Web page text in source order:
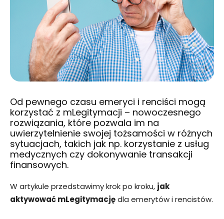
Od pewnego czasu emeryci i renciści mogą
korzystać z mLegitymacji – nowoczesnego
rozwiązania, które pozwala im na
uwierzytelnienie swojej tożsamości w różnych
sytuacjach, takich jak np. korzystanie z usług
medycznych czy dokonywanie transakcji
finansowych.
W artykule przedstawimy krok po kroku, jak
aktywować mLegitymacjędla emerytów i rencistów.